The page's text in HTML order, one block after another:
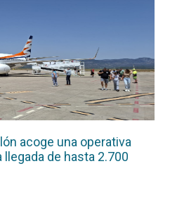
acoge una operativa
de hasta 2.700